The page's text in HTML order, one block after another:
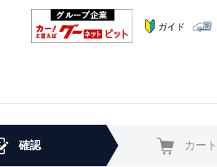
ガイド
確認 カート